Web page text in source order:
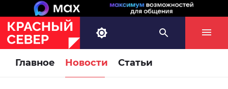
Главное Новости Статьи